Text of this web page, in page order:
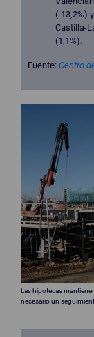
(-13,2%)
Castilla-
(1,1%).
Fuente: Centro
Las hipotecas
necesario un